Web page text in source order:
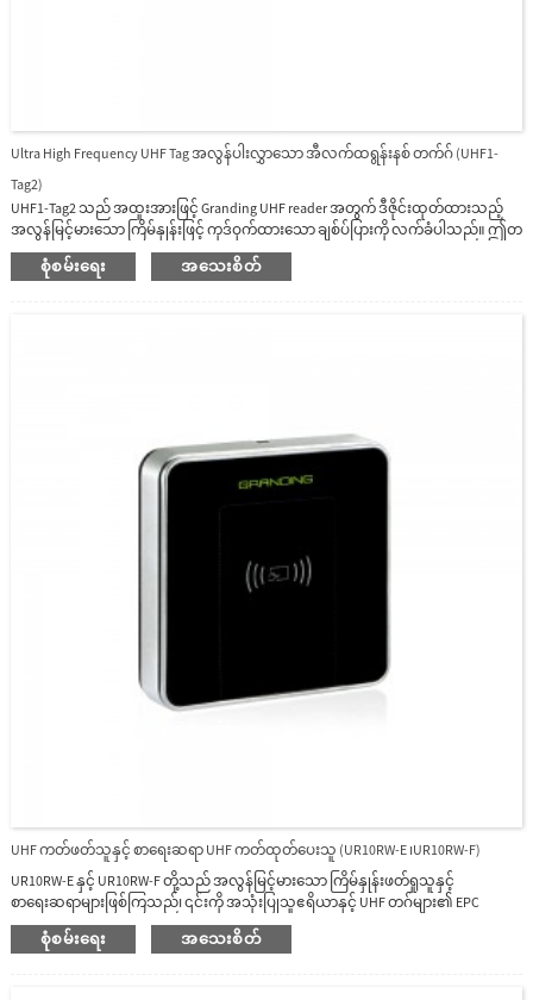
Ultra High Frequency UHF Tag အလွန်ပါးလွှာသော အီလက်ထရွန်းနစ် တက်ဂ် (UHF1-
Tag2)
UHF1-Tag2 သည် အထူးအားဖြင့် Granding UHF reader အတွက် ဒီဇိုင်းထုတ်ထားသည့်
အလွန်မြင့်မားသော ကြိမ်နှုန်းဖြင့် ကုဒ်ဝှက်ထားသော ချစ်ပ်ပြားကို လက်ခံပါသည်။ ဤတ
က်ဂ်သည် အလွန်ပါးလွှာသော အီလက်ထရွန်းနစ်တက်ဂ်ဖြစ်ပြီး အရာဝတ္ထုများ၏
မျက်နှာပြင်တွင် ကပ်ထားရလွယ်ကူပြီး ရှည်လျားသောစာဖတ်ခြင်းအကွာအဝေးရှိပြီး
စုံစမ်းရေး အသေးစိတ်
UHF ကတ်ဖတ်သူနှင့် စာရေးဆရာ UHF ကတ်ထုတ်ပေးသူ (UR10RW-E ၊UR10RW-F)
UR10RW-E နှင့် UR10RW-F တို့သည် အလွန်မြင့်မားသော ကြိမ်နှုန်းဖတ်ရှုသူနှင့်
စာရေးဆရာများဖြစ်ကြသည်၊ ၎င်းကို အသုံးပြုသူဧရိယာနှင့် UHF တဂ်များ၏ EPC
ဧရိယာအတွက် ဒေတာများကို ဖတ်နိုင်၊ စာရေးနိုင်သော ကတ်ထုတ်ပေးသူဟုခေါ်သည်။
UHF အဆက်အသွယ်မရှိသော ရေဒီယိုကြိမ်နှုန်းဆားကစ်များနှင့် အမျိုးမျိုးသော ကုဒ်နှင့်
စုံစမ်းရေး အသေးစိတ်